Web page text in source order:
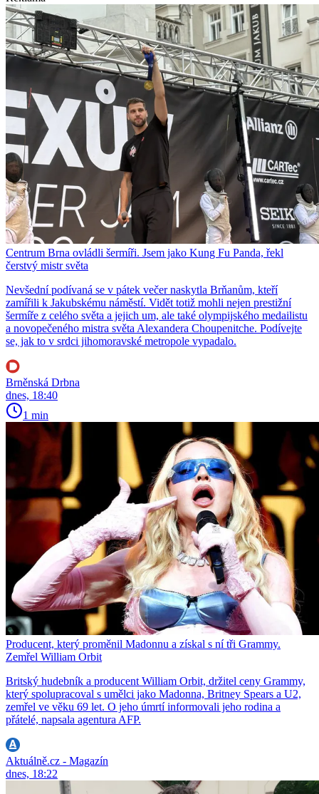
Centrum Brna ovládli šermíři. Jsem jako Kung Fu Panda, řekl
čerstvý mistr světa
Nevšední podívaná se v pátek večer naskytla Brňanům, kteří
zamířili k Jakubskému náměstí. Vidět totiž mohli nejen prestižní
šermíře z celého světa a jejich um, ale také olympijského medailistu
a novopečeného mistra světa Alexandera Choupenitche. Podívejte
se, jak to v srdci jihomoravské metropole vypadalo.
Brněnská Drbna
dnes, 18:40
1 min
Producent, který proměnil Madonnu a získal s ní tři Grammy.
Zemřel William Orbit
Britský hudebník a producent William Orbit, držitel ceny Grammy,
který spolupracoval s umělci jako Madonna, Britney Spears a U2,
zemřel ve věku 69 let. O jeho úmrtí informovali jeho rodina a
přátelé, napsala agentura AFP.
Aktuálně.cz - Magazín
dnes, 18:22